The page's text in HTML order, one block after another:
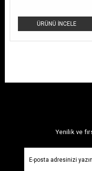
ÜRÜNÜ İNCELE
Yenilik ve